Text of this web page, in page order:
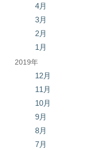
4月
3月
2月
1月
2019年
12月
11月
10月
9月
8月
7月